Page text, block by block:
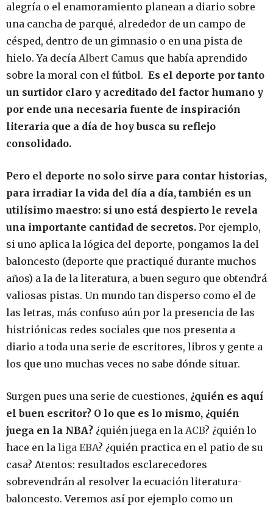
alegría o el enamoramiento planean a diario sobre
una cancha de parqué, alrededor de un campo de
césped, dentro de un gimnasio o en una pista de
hielo. Ya decía Albert Camus que había aprendido
sobre la moral con el fútbol. Es el deporte por tanto
un surtidor claro y acreditado del factor humano y
por ende una necesaria fuente de inspiración
literaria que a día de hoy busca su reflejo
consolidado.
Pero el deporte no solo sirve para contar historias,
para irradiar la vida del día a día, también es un
utilísimo maestro: si uno está despierto le revela
una importante cantidad de secretos. Por ejemplo,
si uno aplica la lógica del deporte, pongamos la del
baloncesto (deporte que practiqué durante muchos
años) a la de la literatura, a buen seguro que obtendrá
valiosas pistas. Un mundo tan disperso como el de
las letras, más confuso aún por la presencia de las
histriónicas redes sociales que nos presenta a
diario a toda una serie de escritores, libros y gente a
los que uno muchas veces no sabe dónde situar.
Surgen pues una serie de cuestiones, ¿quién es aquí
el buen escritor? O lo que es lo mismo, ¿quién
juega en la NBA? ¿quién juega en la ACB? ¿quién lo
hace en la liga EBA? ¿quién practica en el patio de su
casa? Atentos: resultados esclarecedores
sobrevendrán al resolver la ecuación literatura-
baloncesto. Veremos así por ejemplo como un